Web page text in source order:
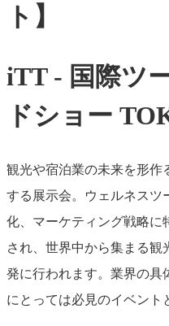
ト】
iTT - 国際ツ
ドショー
観光や宿泊業の未来を形作
する展示会。ウェルネスツ
化、マーケティング戦略に
され、世界中から集まる
発に行われます。業界の具
にとっては必見のイベント